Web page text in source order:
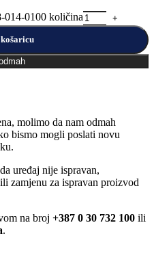
014-0100 količina
molimo da nam odmah
bismo mogli poslati novu
uređaj nije ispravan,
zamjenu za ispravan proizvod
na broj +387 0 30 732 100 ili
.